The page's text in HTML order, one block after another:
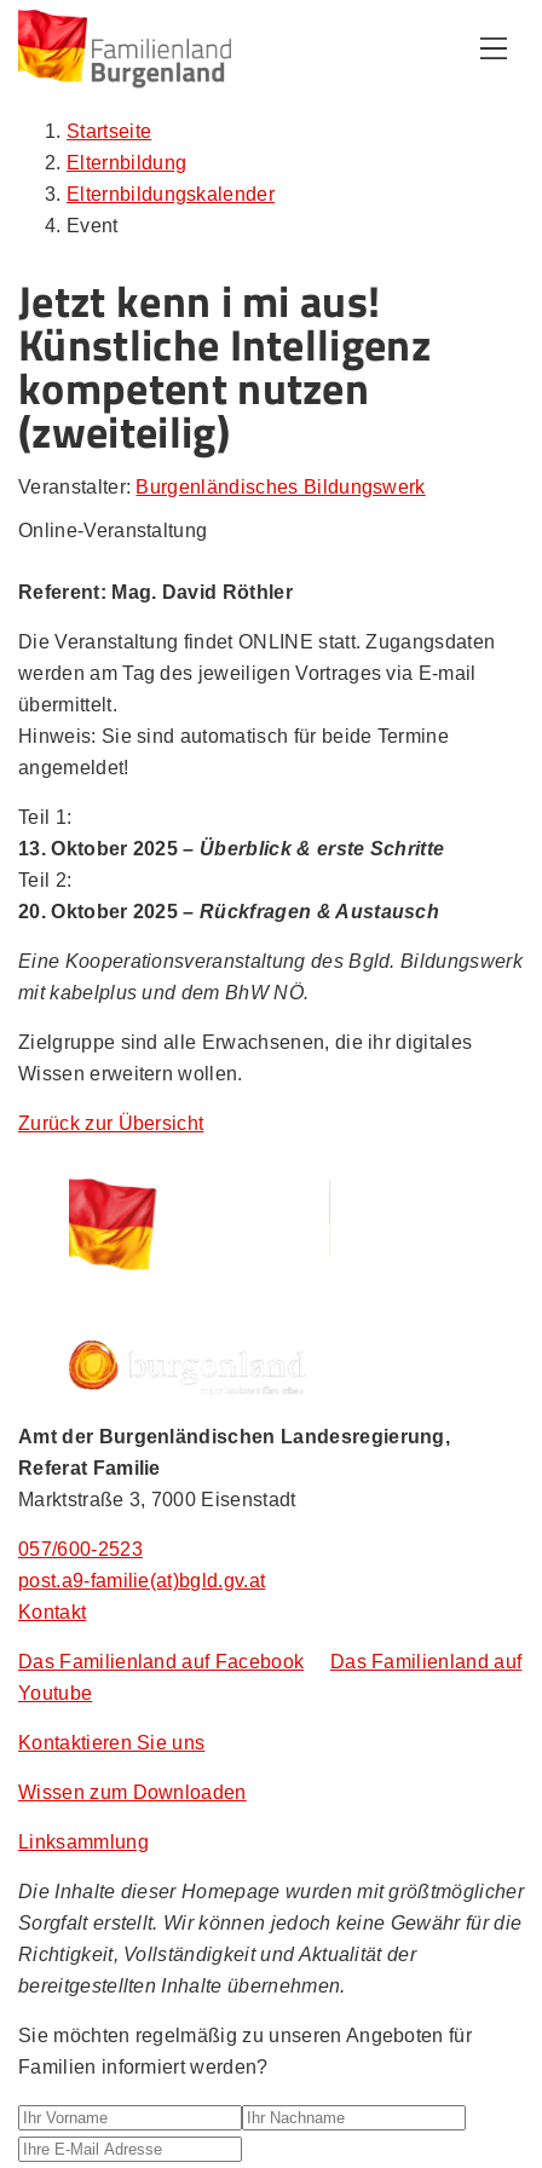
Startseite
Elternbildung
Elternbildungskalender
Event
Jetzt kenn i mi aus!
Künstliche Intelligenz
kompetent nutzen
(zweiteilig)
Veranstalter: Burgenländisches Bildungswerk
Online-Veranstaltung
Referent: Mag. David Röthler
Die Veranstaltung findet ONLINE statt. Zugangsdaten
werden am Tag des jeweiligen Vortrages via E-mail
übermittelt.
Hinweis: Sie sind automatisch für beide Termine
angemeldet!
Teil 1:
13. Oktober 2025 – Überblick & erste Schritte
Teil 2:
20. Oktober 2025 –Rückfragen & Austausch
Eine Kooperationsveranstaltung des Bgld. Bildungswerk
mit kabelplus und dem BhW NÖ.
Zielgruppe sind alle Erwachsenen, die ihr digitales
Wissen erweitern wollen.
Zurück zur Übersicht
Amt der Burgenländischen Landesregierung,
Referat Familie
Marktstraße 3, 7000 Eisenstadt
057/600-2523
post.a9-familie(at)bgld.gv.at
Kontakt
Das Familienland auf Facebook
Das Familienland auf
Youtube
Kontaktieren Sie uns
Wissen zum Downloaden
Linksammlung
Die Inhalte dieser Homepage wurden mit größtmöglicher
Sorgfalt erstellt. Wir können jedoch keine Gewähr für die
Richtigkeit, Vollständigkeit und Aktualität der
bereitgestellten Inhalte übernehmen.
Sie möchten regelmäßig zu unseren Angeboten für
Familien informiert werden?
Ihr Vorname Ihr Nachname